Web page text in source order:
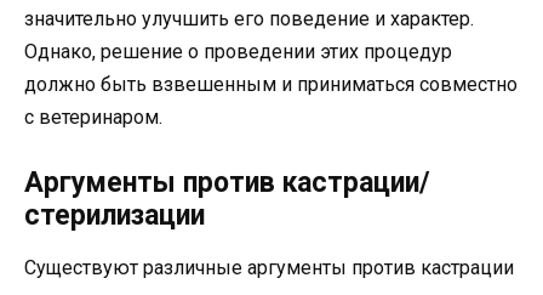
значительно улучшить его поведение и характер.
Однако, решение о проведении этих процедур
должно быть взвешенным и приниматься совместно
с ветеринаром.
Аргументы против кастрации/
стерилизации
Существуют различные аргументы против кастрации